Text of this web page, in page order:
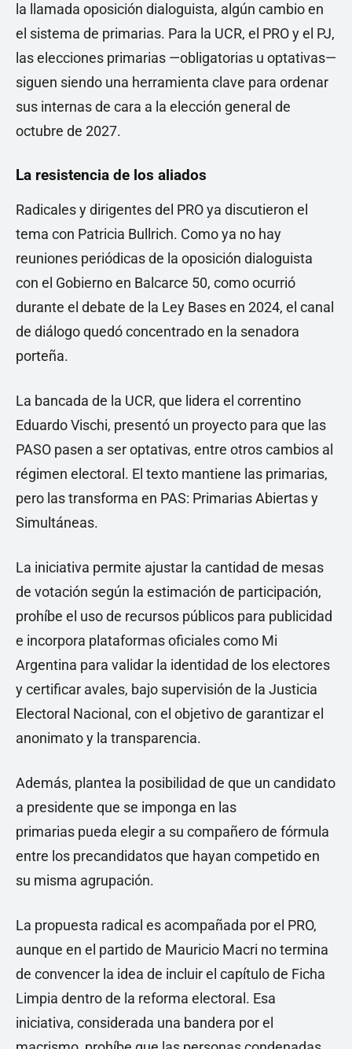
la llamada oposición dialoguista, algún cambio en
el sistema de primarias. Para la UCR, el PRO y el PJ,
las elecciones primarias —obligatorias u optativas—
siguen siendo una herramienta clave para ordenar
sus internas de cara a la elección general de
octubre de 2027.
La resistencia de los aliados
Radicales y dirigentes del PRO ya discutieron el
tema con Patricia Bullrich. Como ya no hay
reuniones periódicas de la oposición dialoguista
con el Gobierno en Balcarce 50, como ocurrió
durante el debate de la Ley Bases en 2024, el canal
de diálogo quedó concentrado en la senadora
porteña.
La bancada de la UCR, que lidera el correntino
Eduardo Vischi, presentó un proyecto para que las
PASO pasen a ser optativas, entre otros cambios al
régimen electoral. El texto mantiene las primarias,
pero las transforma en PAS: Primarias Abiertas y
Simultáneas.
La iniciativa permite ajustar la cantidad de mesas
de votación según la estimación de participación,
prohíbe el uso de recursos públicos para publicidad
e incorpora plataformas oficiales como Mi
Argentina para validar la identidad de los electores
y certificar avales, bajo supervisión de la Justicia
Electoral Nacional, con el objetivo de garantizar el
anonimato y la transparencia.
Además, plantea la posibilidad de que un candidato
a presidente que se imponga en las
primarias pueda elegir a su compañero de fórmula
entre los precandidatos que hayan competido en
su misma agrupación.
La propuesta radical es acompañada por el PRO,
aunque en el partido de Mauricio Macri no termina
de convencer la idea de incluir el capítulo de Ficha
Limpia dentro de la reforma electoral. Esa
iniciativa, considerada una bandera por el